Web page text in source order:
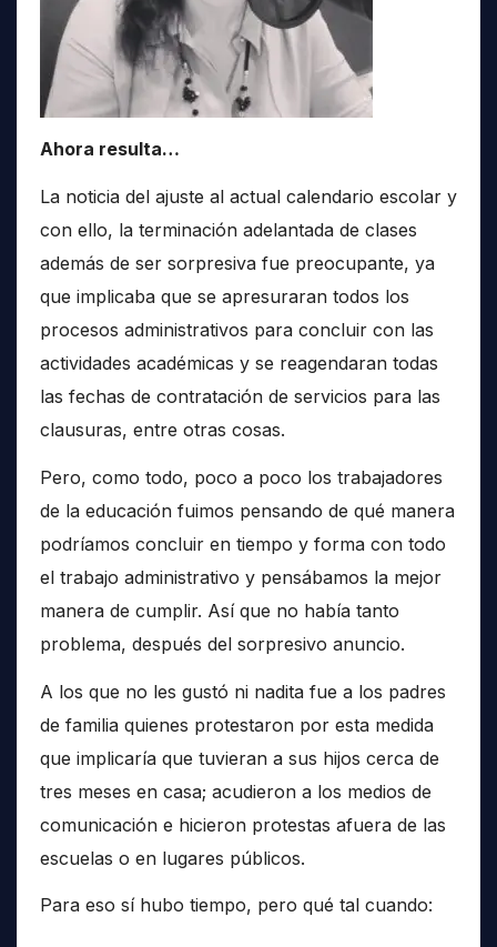
Ahora resulta…
La noticia del ajuste al actual calendario escolar y
con ello, la terminación adelantada de clases
además de ser sorpresiva fue preocupante, ya
que implicaba que se apresuraran todos los
procesos administrativos para concluir con las
actividades académicas y se reagendaran todas
las fechas de contratación de servicios para las
clausuras, entre otras cosas.
Pero, como todo, poco a poco los trabajadores
de la educación fuimos pensando de qué manera
podríamos concluir en tiempo y forma con todo
el trabajo administrativo y pensábamos la mejor
manera de cumplir. Así que no había tanto
problema, después del sorpresivo anuncio.
A los que no les gustó ni nadita fue a los padres
de familia quienes protestaron por esta medida
que implicaría que tuvieran a sus hijos cerca de
tres meses en casa; acudieron a los medios de
comunicación e hicieron protestas afuera de las
escuelas o en lugares públicos.
Para eso sí hubo tiempo, pero qué tal cuando: